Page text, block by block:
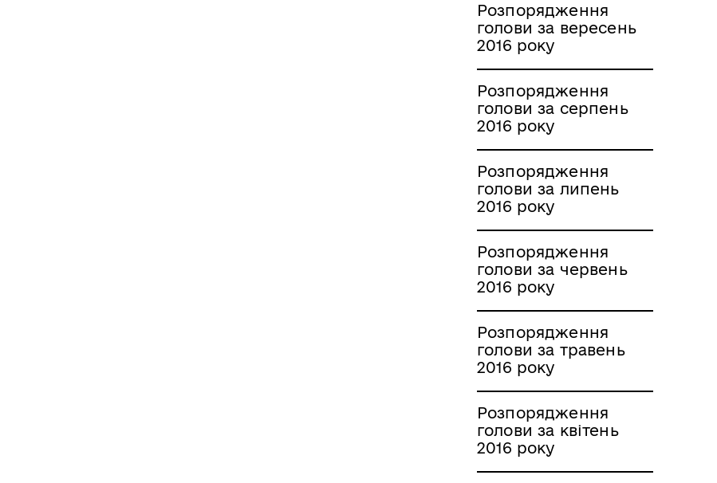
Розпорядження
голови за вересень
2016 року
Розпорядження
голови за серпень
2016 року
Розпорядження
голови за липень
2016 року
Розпорядження
голови за червень
2016 року
Розпорядження
голови за травень
2016 року
Розпорядження
голови за квітень
2016 року